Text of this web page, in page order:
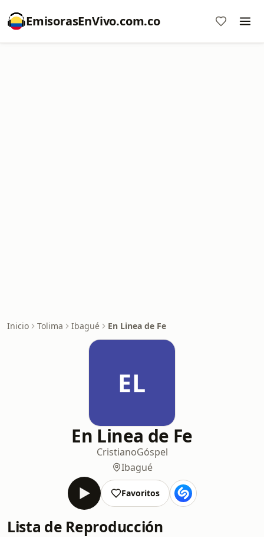
EmisorasEnVivo.com.co
Inicio Tolima Ibagué En Linea de Fe
EL
En Linea de Fe
CristianoGóspel
Ibagué
Favoritos
Lista de Reproducción